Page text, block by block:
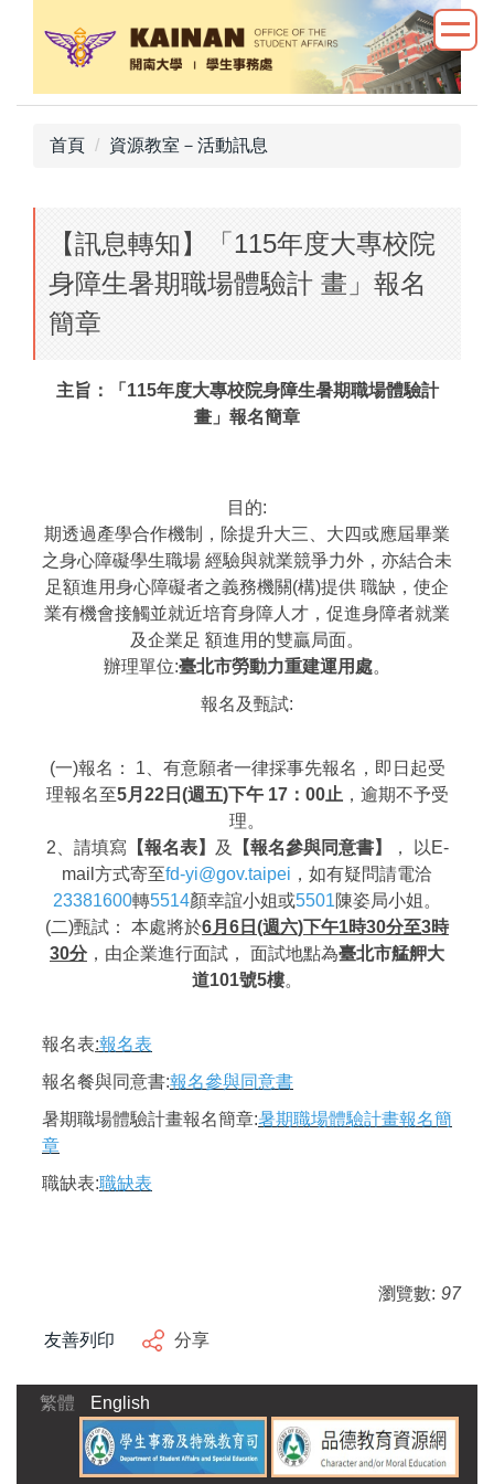
首頁 資源教室－活動訊息
【訊息轉知】「115年度大專校院
身障生暑期職場體驗計 畫」報名
簡章
主旨：「115年度大專校院身障生暑期職場體驗計
畫」報名簡章
目的:
期透過產學合作機制，除提升大三、大四或應屆畢業
之身心障礙學生職場 經驗與就業競爭力外，亦結合未
足額進用身心障礙者之義務機關(構)提供 職缺，使企
業有機會接觸並就近培育身障人才，促進身障者就業
及企業足 額進用的雙贏局面。
辦理單位:臺北市勞動力重建運用處。
報名及甄試:
(一)報名： 1、有意願者一律採事先報名，即日起受
理報名至5月22日(週五)下午 17：00止 ，逾期不予受
理。
2、請填寫 【報名表】 及 【報名參與同意書】
， 以E-
mail方式寄至fd-yi@gov.taipei ，如有疑問請電洽
23381600轉5514顏幸誼小姐或5501陳姿局小姐。
(二)甄試： 本處將於6月6日(週六)下午1時30分至3時
30分，由企業進行面試， 面試地點為臺北市艋舺大
道101號5樓。
報名表:報名表
報名餐與同意書:報名參與同意書
暑期職場體驗計畫報名簡章:暑期職場體驗計畫報名簡
章
職缺表:職缺表
瀏覽數: 97
友善列印 分享
繁體 English